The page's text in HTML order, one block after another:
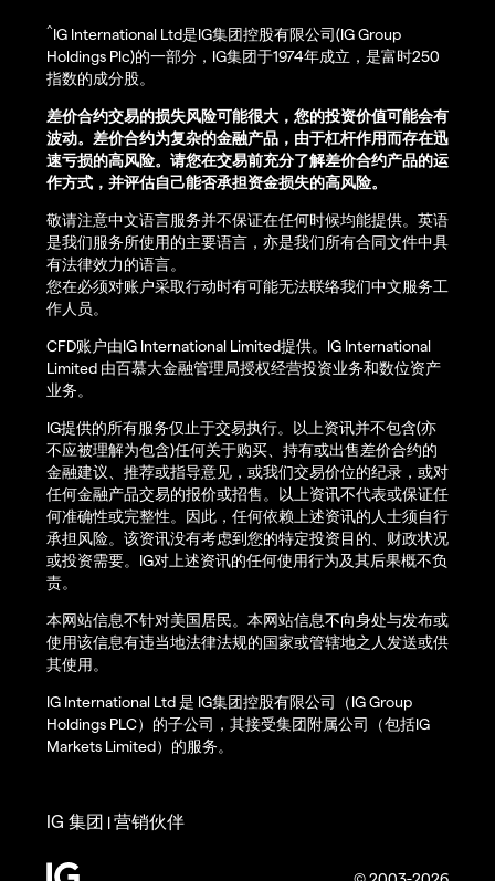
^IG International Ltd是IG集团控股有限公司(IG Group
Holdings Plc)的一部分，IG集团于1974年成立，是富时250
指数的成分股。
差价合约交易的损失风险可能很大，您的投资价值可能会有
波动。差价合约为复杂的金融产品，由于杠杆作用而存在迅
速亏损的高风险。请您在交易前充分了解差价合约产品的运
作方式，并评估自己能否承担资金损失的高风险。
敬请注意中文语言服务并不保证在任何时候均能提供。英语
是我们服务所使用的主要语言，亦是我们所有合同文件中具
有法律效力的语言。
您在必须对账户采取行动时有可能无法联络我们中文服务工
作人员。
CFD账户由IG International Limited提供。IG International
Limited 由百慕大金融管理局授权经营投资业务和数位资产
业务。
IG提供的所有服务仅止于交易执行。以上资讯并不包含(亦
不应被理解为包含)任何关于购买、持有或出售差价合约的
金融建议、推荐或指导意见，或我们交易价位的纪录，或对
任何金融产品交易的报价或招售。以上资讯不代表或保证任
何准确性或完整性。因此，任何依赖上述资讯的人士须自行
承担风险。该资讯没有考虑到您的特定投资目的、财政状况
或投资需要。IG对上述资讯的任何使用行为及其后果概不负
责。
本网站信息不针对美国居民。本网站信息不向身处与发布或
使用该信息有违当地法律法规的国家或管辖地之人发送或供
其使用。
IG International Ltd 是 IG集团控股有限公司（IG Group
Holdings PLC）的子公司，其接受集团附属公司（包括IG
Markets Limited）的服务。
IG 集团 |营销伙伴